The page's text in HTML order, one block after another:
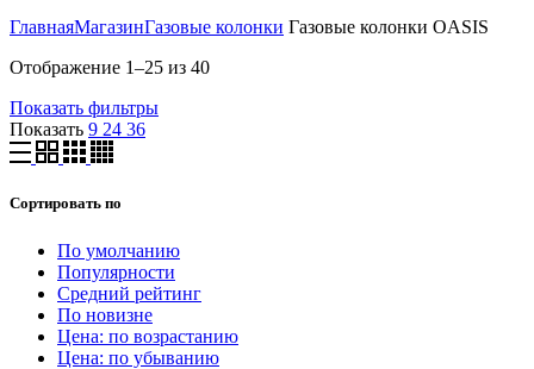
ГлавнаяМагазинГазовые колонки Газовые колонки OASIS
Отображение 1–25 из 40
Показать фильтры
Показать 9 24 36
Сортировать по
По умолчанию
Популярности
Средний рейтинг
По новизне
Цена: по возрастанию
Цена: по убыванию